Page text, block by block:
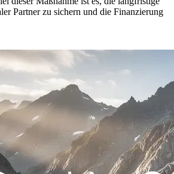
Partner zu sichern und die Finanzierung